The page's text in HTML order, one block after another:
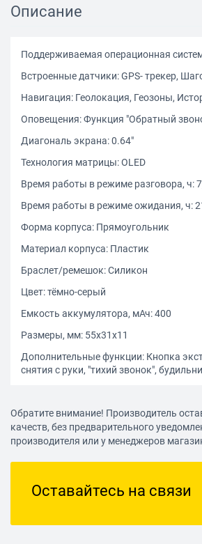
Описание
Поддерживаемая операционная
Встроенные датчики: GPS- трекер,
Навигация: Геолокация, Геозоны,
Оповещения: Функция "Обратный
Диагональ экрана: 0.64"
Технология матрицы: OLED
Время работы в режиме разговора, ч:
Время работы в режиме ожидания, ч:
Форма корпуса: Прямоугольник
Материал корпуса: Пластик
Браслет/ремешок: Силикон
Цвет: тёмно-серый
Емкость аккумулятора, мАч: 400
Размеры, мм: 55х31х11
Дополнительные функции: Кнопка
снятия с руки, "тихий звонок",
Обратите внимание! Производитель
качеств, без предварительного
производителя или у менеджеров
Оставайтесь на связи